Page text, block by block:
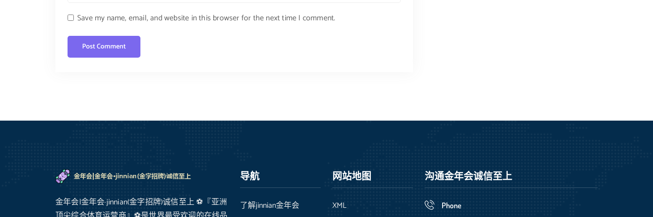
Save my name, email, and website in this browser for the next time I comment.
金年会|金年会·jinnian(金字招牌)诚信至上 ⚽️『亚洲
导航
了解jinnian金年会
网站地图
XML
沟通金年会诚信至上
Phone